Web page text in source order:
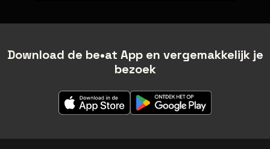
Download de be•at App en vergemakkelijk je
bezoek